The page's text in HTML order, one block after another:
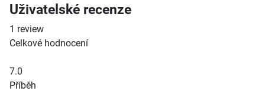
Uživatelské recenze
1 review
Celkové hodnocení
7.0
Příběh